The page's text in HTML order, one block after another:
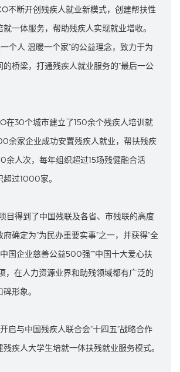
不断开创残疾人就业新模式，创建帮扶性
一体服务，帮助残疾人实现就业增收。
个人 温暖一个家”的公益理念，致力于为
桥梁，打通残疾人就业服务的“最后一公
在30个城市建立了150余个残疾人培训就
余家企业成功安置残疾人就业，帮扶残疾
余人次，每年组织超过15场残健融合活
过1000家。
目得到了中国残联及各省、市残联的高度
确定为“为民办重要实事”之一，并获得“全
国企业慈善公益500强”“中国十大爱心扶
，在人力资源业界和助残领域都有广泛的
形象。
启与中国残疾人联合会“十四五”战略合作
疾人大学生培就一体扶残就业服务模式。